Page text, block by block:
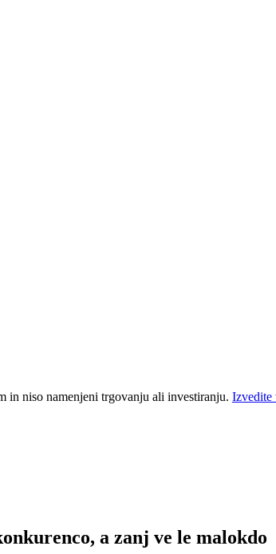
in niso namenjeni trgovanju ali investiranju. Izvedite
a zanj ve le malokdo